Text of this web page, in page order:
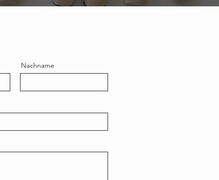
Nachname